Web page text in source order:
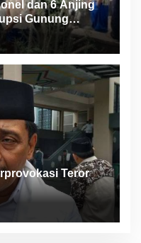
dan 6 Anjing
Gunung
Teror